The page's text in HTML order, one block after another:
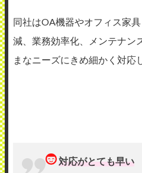
同社はOA機器やオフィス家
減、業務効率化、メンテナン
まなニーズにきめ細かく対応
対応がとても早い